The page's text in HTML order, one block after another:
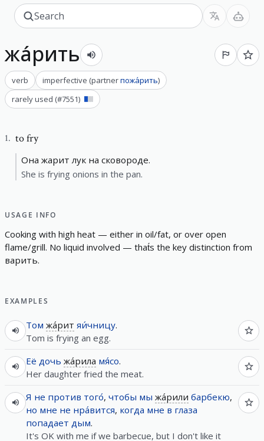
жа́рить
verb imperfective (partnerпожа́рить)
rarely used (#7551)
1. to fry
Она жарит лук на сковороде.
She is frying onions in the pan.
USAGE INFO
Cooking with high heat — either in oil/fat, or over open
fame/grill. No liquid involved — thats the key distinction from
варить.
EXAMPLES
Том жа́рит яи́чницу.
Tom is frying an egg.
Её дочь жа́рила мя́со.
Her daughter fried the meat.
Я не против того́, чтобы мы жа́рили барбекю,
но мне не нра́вится, когда мне в глаза
попадает дым.
It's OK with me if we barbecue, but I don't like it